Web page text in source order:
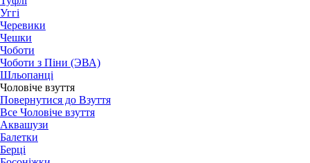
Уггі
Черевики
Чешки
Чоботи
Чоботи з Піни (ЭВА)
Шльопанці
Чоловіче взуття
Повернутися до Взуття
Все Чоловіче взуття
Аквашузи
Балетки
Берці